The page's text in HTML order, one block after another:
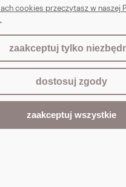
cookies przeczytasz w naszej
zaakceptuj tylko
dostosuj zgody
zaakceptuj wszystkie